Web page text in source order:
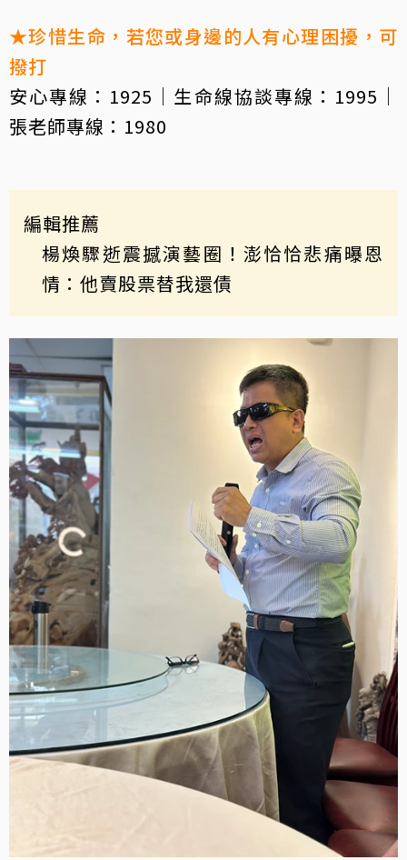
★珍惜生命，若您或身邊的人有心理困擾，可
撥打
安心專線：1925｜生命線協談專線：1995｜
張老師專線：1980
編輯推薦
楊煥驟逝震撼演藝圈！澎恰恰悲痛曝恩
情：他賣股票替我還債